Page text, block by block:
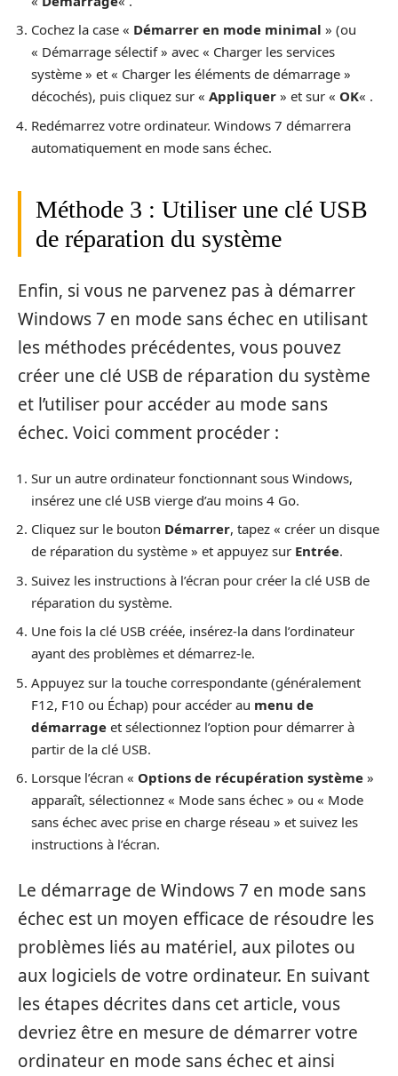
Cochez la case « Démarrer en mode minimal » (ou
« Démarrage sélectif » avec « Charger les services
système » et « Charger les éléments de démarrage »
décochés), puis cliquez sur « Appliquer » et sur « OK« .
Redémarrez votre ordinateur. Windows 7 démarrera
automatiquement en mode sans échec.
Méthode 3 : Utiliser une clé USB
de réparation du système
Enfin, si vous ne parvenez pas à démarrer
Windows 7 en mode sans échec en utilisant
les méthodes précédentes, vous pouvez
créer une clé USB de réparation du système
et l’utiliser pour accéder au mode sans
échec. Voici comment procéder :
Sur un autre ordinateur fonctionnant sous Windows,
insérez une clé USB vierge d’au moins 4 Go.
Cliquez sur le bouton Démarrer, tapez « créer un disque
de réparation du système » et appuyez sur Entrée.
Suivez les instructions à l’écran pour créer la clé USB de
réparation du système.
Une fois la clé USB créée, insérez-la dans l’ordinateur
ayant des problèmes et démarrez-le.
Appuyez sur la touche correspondante (généralement
F12, F10 ou Échap) pour accéder au menu de
démarrage et sélectionnez l’option pour démarrer à
partir de la clé USB.
Lorsque l’écran « Options de récupération système »
apparaît, sélectionnez « Mode sans échec » ou « Mode
sans échec avec prise en charge réseau » et suivez les
instructions à l’écran.
Le démarrage de Windows 7 en mode sans
échec est un moyen efficace de résoudre les
problèmes liés au matériel, aux pilotes ou
aux logiciels de votre ordinateur. En suivant
les étapes décrites dans cet article, vous
devriez être en mesure de démarrer votre
ordinateur en mode sans échec et ainsi